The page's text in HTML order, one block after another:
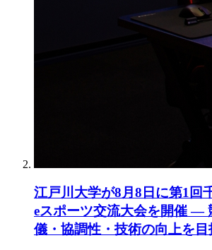
江戸川大学が8月8日に第1回
eスポーツ交流大会を開催 ―
儀・協調性・技術の向上を目